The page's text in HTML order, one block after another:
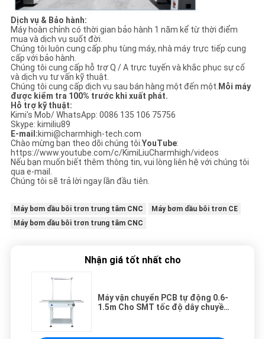
Dịch vụ & Bảo hành:
Máy hoàn chỉnh có thời gian bảo hành 1 năm kể từ thời điểm
mua và dịch vụ suốt đời.
Chúng tôi luôn cung cấp phụ tùng máy, nhà máy trực tiếp cung
cấp với bảo hành.
Chúng tôi cung cấp hỗ trợ Q / A trực tuyến và khắc phục sự cố
và dịch vụ tư vấn kỹ thuật.
Chúng tôi cung cấp dịch vụ sau bán hàng một đến một. Mỗi máy
được kiểm tra 100% trước khi xuất phát.
Hỗ trợ kỹ thuật:
Kimi's Mob/ WhatsApp: 0086 135 106 75756
Skype: kimiliu89
E-mail:kimi@charmhigh-tech.com
Chào mừng bạn theo dõi chúng tôi. YouTube:
https://www.youtube.com/c/KimiLiuCharmhigh/videos
Nếu bạn muốn biết thêm thông tin, vui lòng liên hệ với chúng tôi
qua e-mail.
Chúng tôi sẽ trả lời ngay lần đầu tiên.
Máy bơm dầu bôi trơn trung tâm CNC
Máy bơm dầu bôi trơn CE
Máy bơm dầu bôi trơn trung tâm CNC
Nhận giá tốt nhất cho
Máy vận chuyển PCB tự động 0.6-
1.5m Cho SMT tốc độ dây chuyền